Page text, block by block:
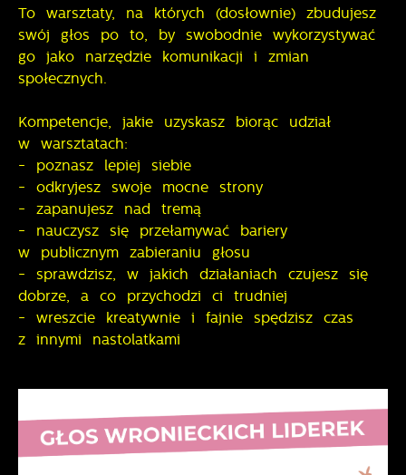
To warsztaty, na których (dosłownie) zbudujesz
swój głos po to, by swobodnie wykorzystywać
go jako narzędzie komunikacji i zmian
społecznych.
Kompetencje, jakie uzyskasz biorąc udział
w warsztatach:
- poznasz lepiej siebie
- odkryjesz swoje mocne strony
- zapanujesz nad tremą
- nauczysz się przełamywać bariery
w publicznym zabieraniu głosu
- sprawdzisz, w jakich działaniach czujesz się
dobrze, a co przychodzi ci trudniej
- wreszcie kreatywnie i fajnie spędzisz czas
z innymi nastolatkami